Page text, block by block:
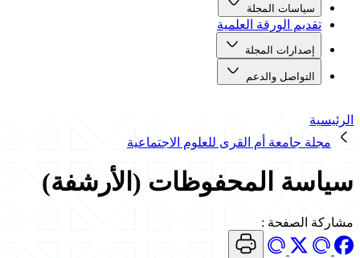
سياسات المجلة
تقديم الورقة العلمية
إصدارات المجلة
التواصل والدعم
الرئيسية
مجلة جامعة أم القرى للعلوم الاجتماعية
سياسة المحفوظات (الأرشفة)
مشاركة الصفحة :